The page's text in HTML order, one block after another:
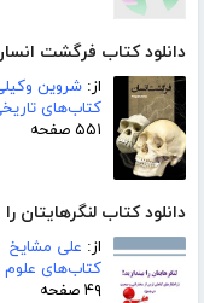
دانلود کتاب فرگشت
از: شروین
کتاب‌های
۵۵۱ صفحه
دانلود کتاب لنگرهایتان
از: علی مشایخ
کتاب‌های علوم
۴۹ صفحه